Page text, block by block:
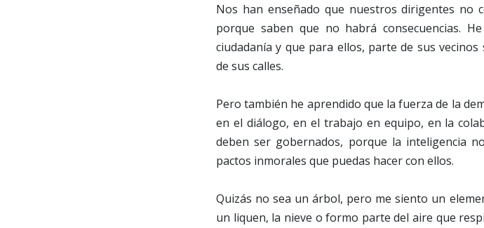
Nos han enseñado que nuestros dirigentes no
porque saben que no habrá consecuencias.
ciudadanía y que para ellos, parte de sus
de sus calles.
Pero también he aprendido que la fuerza de la
en el diálogo, en el trabajo en equipo, en la
deben ser gobernados, porque la inteligencia
pactos inmorales que puedas hacer con ellos.
Quizás no sea un árbol, pero me siento un
un liquen, la nieve o formo parte del aire que